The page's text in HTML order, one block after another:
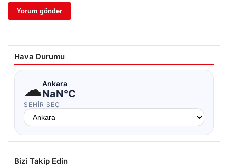
Hava Durumu
☁Ankara
NaN°C
ŞEHIR SEÇ
Bizi Takip Edin